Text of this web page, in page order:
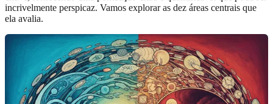
incrivelmente perspicaz. Vamos explorar as dez áreas centrais que
ela avalia.